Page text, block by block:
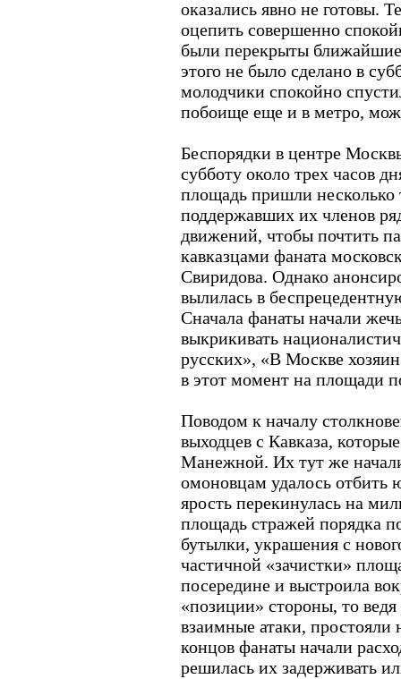
оказались явно не готовы.
оцепить совершенно
были перекрыты
этого не было сделано в
молодчики спокойно
побоище еще и в метро,
Беспорядки в центре
субботу около трех часов
площадь пришли несколько
поддержавших их членов
движений, чтобы почтить
кавказцами фаната
Свиридова. Однако
вылилась в
Сначала фанаты начали
выкрикивать
русских», «В Москве
в этот момент на площади
Поводом к началу
выходцев с Кавказа,
Манежной. Их тут же
омоновцам удалось отбить
ярость перекинулась на
площадь стражей порядка
бутылки, украшения с
частичной «зачистки»
посередине и выстроила
«позиции» стороны, то
взаимные атаки, простояли
концов фанаты начали
решилась их задерживать